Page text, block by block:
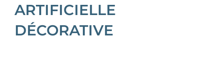
ARTIFICIELLE
DÉCORATIVE